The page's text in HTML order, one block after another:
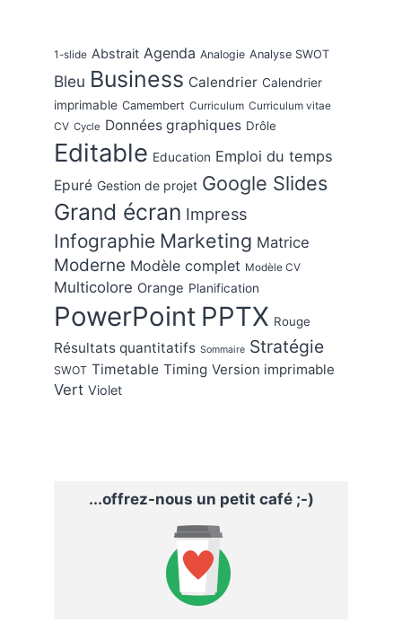
1-slide Abstrait Agenda Analogie Analyse SWOT
Bleu Business Calendrier Calendrier
imprimable Camembert Curriculum Curriculum vitae
CV Cycle Données graphiques Drôle
Editable Education Emploi du temps
Epuré Gestion de projet Google Slides
Grand écran Impress
Infographie Marketing Matrice
Moderne Modèle complet Modèle CV
Multicolore Orange Planification
PowerPoint PPTX Rouge
Résultats quantitatifs Sommaire Stratégie
SWOT Timetable Timing Version imprimable
Vert Violet
...offrez-nous un petit café ;-)